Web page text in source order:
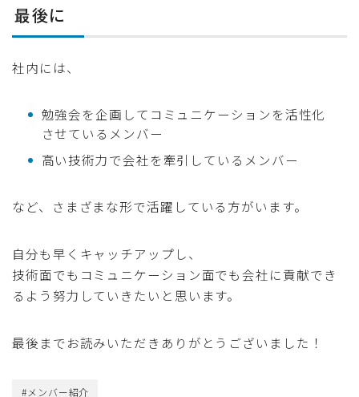
最後に
社内には、
勉強会を企画してコミュニケーションを活性化
させているメンバー
高い技術力で会社を牽引しているメンバー
など、さまざまな形で活躍している方がいます。
自分も早くキャッチアップし、
技術面でもコミュニケーション面でも会社に貢献でき
るよう努力していきたいと思います。
最後までお読みいただきありがとうございました！
#メンバー紹介